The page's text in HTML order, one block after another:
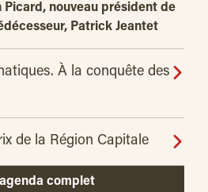
Picard, nouveau président de
Patrick Jeantet
À la conquête des
de la Région Capitale
complet